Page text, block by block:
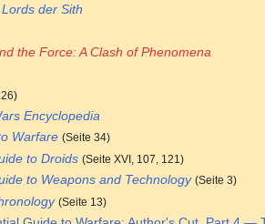
der Sith
the Force: A Clash of Phenomena
Encyclopedia
Warfare (Seite 34)
to Droids (Seite XVI, 107, 121)
to Weapons and Technology (Seite 3)
(Seite 13)